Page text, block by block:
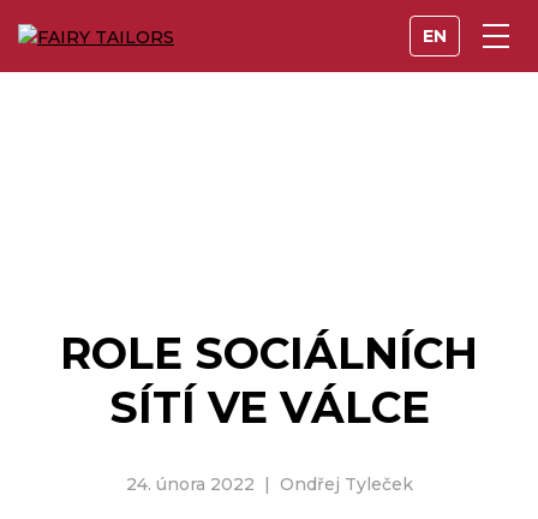
EN
ROLE SOCIÁLNÍCH
SÍTÍ VE VÁLCE
24. února 2022 | Ondřej Tyleček